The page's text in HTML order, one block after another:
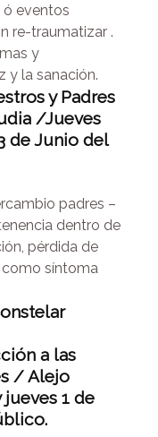
ó eventos
re-traumatizar .
y
y la sanación.
y Padres
/Jueves
de Junio del
padres –
dentro de
pérdida de
síntoma
a las
/ Alejo
jueves 1 de